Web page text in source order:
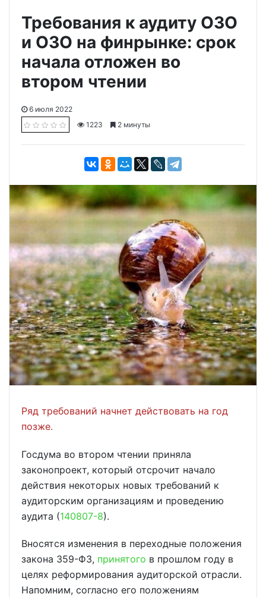
Требования к аудиту ОЗО
и ОЗО на финрынке: срок
начала отложен во
втором чтении
6 июля 2022
1223
2 минуты
Ряд требований начнет действовать на год
позже.
Госдума во втором чтении приняла
законопроект, который отсрочит начало
действия некоторых новых требований к
аудиторским организациям и проведению
аудита (140807-8).
Вносятся изменения в переходные положения
закона 359-ФЗ, принятого в прошлом году в
целях реформирования аудиторской отрасли.
Напомним, согласно его положениям